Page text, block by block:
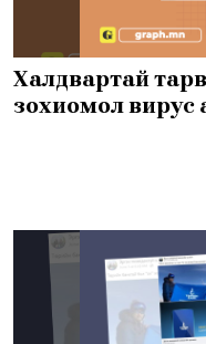
Халдвартай
зохиомол